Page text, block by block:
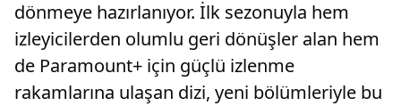
dönmeye hazırlanıyor. İlk sezonuyla hem
izleyicilerden olumlu geri dönüşler alan hem
de Paramount+ için güçlü izlenme
rakamlarına ulaşan dizi, yeni bölümleriyle bu